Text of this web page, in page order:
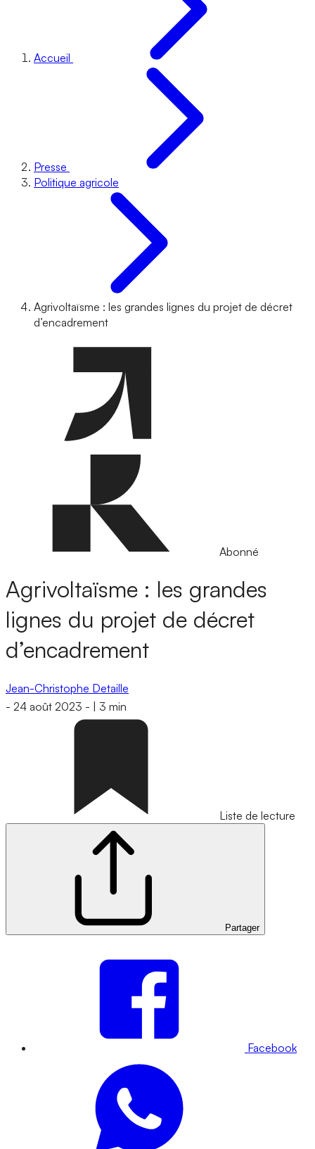
Accueil
Presse
Politique agricole
Agrivoltaïsme : les grandes lignes du projet de décret
d’encadrement
Abonné
Agrivoltaïsme : les grandes
lignes du projet de décret
d’encadrement
Jean-Christophe Detaille
- 24 août 2023 - 3 min
Liste de lecture
Partager
Facebook